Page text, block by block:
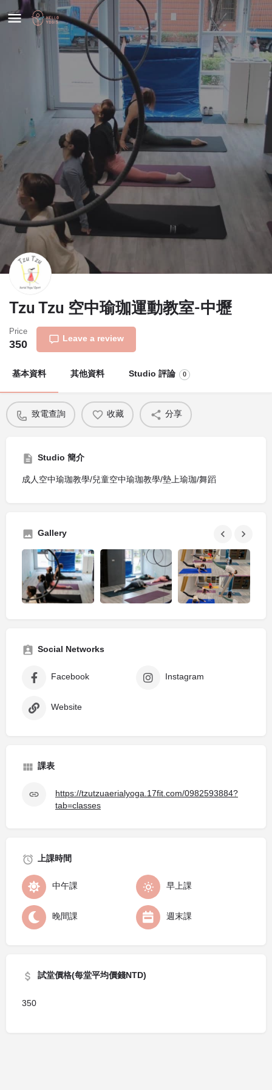
Tzu Tzu 空中瑜珈運動教室-中壢
Price
350 Leave a review
基本資料 其他資料 Studio 評論 0
致電查詢 收藏 分享
Studio 簡介
成人空中瑜珈教學/兒童空中瑜珈教學/墊上瑜珈/舞蹈
Gallery
Social Networks
Facebook Instagram
Website
課表
https://tzutzuaerialyoga.17fit.com/0982593884?
tab=classes
上課時間
中午課 早上課
晚間課 週末課
試堂價格(每堂平均價錢NTD)
350